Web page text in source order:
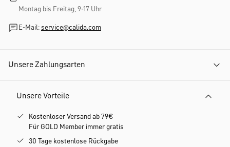
Montag bis Freitag, 9-17 Uhr
E-Mail: service@calida.com
Unsere Zahlungsarten
Unsere Vorteile
Kostenloser Versand ab 79€
Für GOLD Member immer gratis
30 Tage kostenlose Rückgabe